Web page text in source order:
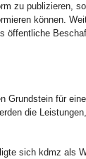
zu publizieren,
können.
öffentliche
Grundstein für
die
sich kdmz als